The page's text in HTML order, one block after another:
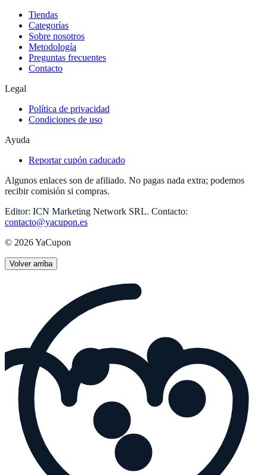
Tiendas
Categorías
Sobre nosotros
Metodología
Preguntas frecuentes
Contacto
Legal
Política de privacidad
Condiciones de uso
Ayuda
Reportar cupón caducado
Algunos enlaces son de afiliado. No pagas nada extra; podemos
recibir comisión si compras.
Editor: ICN Marketing Network SRL. Contacto:
contacto@yacupon.es
© 2026YaCupon
Volver arriba